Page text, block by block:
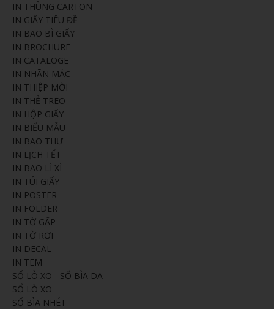
IN THÙNG CARTON
IN GIẤY TIÊU ĐỀ
IN BAO BÌ GIẤY
IN BROCHURE
IN CATALOGE
IN NHÃN MÁC
IN THIỆP MỜI
IN THẺ TREO
IN HỘP GIẤY
IN BIỂU MẪU
IN BAO THƯ
IN LỊCH TẾT
IN BAO LÌ XÌ
IN TÚI GIẤY
IN POSTER
IN FOLDER
IN TỜ GẤP
IN TỜ RƠI
IN DECAL
IN TEM
SỔ LÒ XO - SỔ BÌA DA
SỔ LÒ XO
SỔ BÌA NHÉT